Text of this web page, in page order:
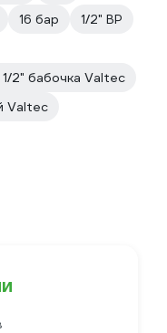
16 бар
1/2" ВР
2" бабочка Valtec
Valtec